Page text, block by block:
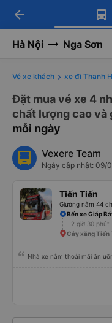
Tải
Nhận ưu
Tải
-30k/
arrow_back
Hà Nội Nga Sơn
Vé xe khách xe đi Thanh
Đặt mua vé xe 4
chất lượng cao và
mỗi ngày
Vexere Team
Ngày cập nhật: 09/
Tiến Tiến
Giường nằm 44
Bến xe Giáp
2 giờ 30 phút
Cây xăng Tiến
Nhà xe nằm thoải mãi ăn